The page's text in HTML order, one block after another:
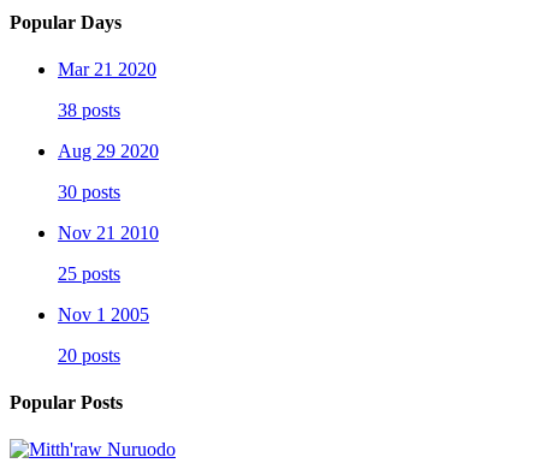
Popular Days
Mar 21 2020
38 posts
Aug 29 2020
30 posts
Nov 21 2010
25 posts
Nov 1 2005
20 posts
Popular Posts